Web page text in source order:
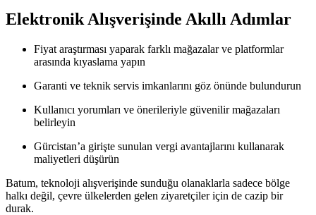
Elektronik Alışverişinde Akıllı Adımlar
Fiyat araştırması yaparak farklı mağazalar ve platformlar
arasında kıyaslama yapın
Garanti ve teknik servis imkanlarını göz önünde bulundurun
Kullanıcı yorumları ve önerileriyle güvenilir mağazaları
belirleyin
Gürcistan’a girişte sunulan vergi avantajlarını kullanarak
maliyetleri düşürün
Batum, teknoloji alışverişinde sunduğu olanaklarla sadece bölge
halkı değil, çevre ülkelerden gelen ziyaretçiler için de cazip bir
durak.